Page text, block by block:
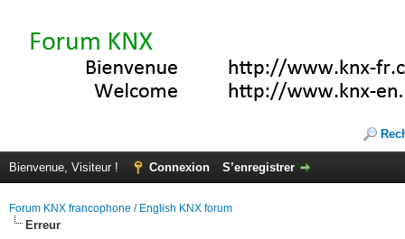
Bienvenue, Visiteur ! Connexion S’enregistrer
Forum KNX francophone / English KNX forum
Erreur